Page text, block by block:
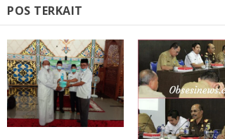
POS TERKAIT